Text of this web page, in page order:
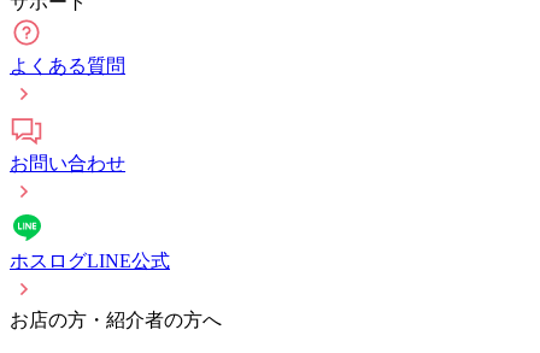
よくある質問
お問い合わせ
ホスログLINE公式
お店の方・紹介者の方へ